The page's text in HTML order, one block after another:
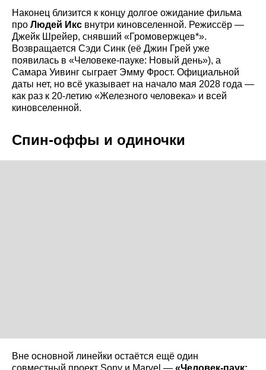
Наконец близится к концу долгое ожидание фильма
про Людей Икс внутри киновселенной. Режиссёр —
Джейк Шрейер, снявший «Громовержцев*».
Возвращается Сэди Синк (её Джин Грей уже
появилась в «Человеке-пауке: Новый день»), а
Самара Уивинг сыграет Эмму Фрост. Официальной
даты нет, но всё указывает на начало мая 2028 года —
как раз к 20-летию «Железного человека» и всей
киновселенной.
Спин-оффы и одиночки
Вне основной линейки остаётся ещё один
совместный проект Sony и Marvel — «Человек-паук: